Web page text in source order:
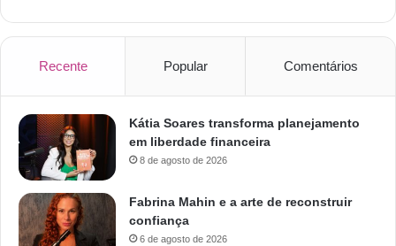
Recente Popular Comentários
Kátia Soares transforma planejamento
em liberdade financeira
8 de agosto de 2026
Fabrina Mahin e a arte de reconstruir
confiança
6 de agosto de 2026